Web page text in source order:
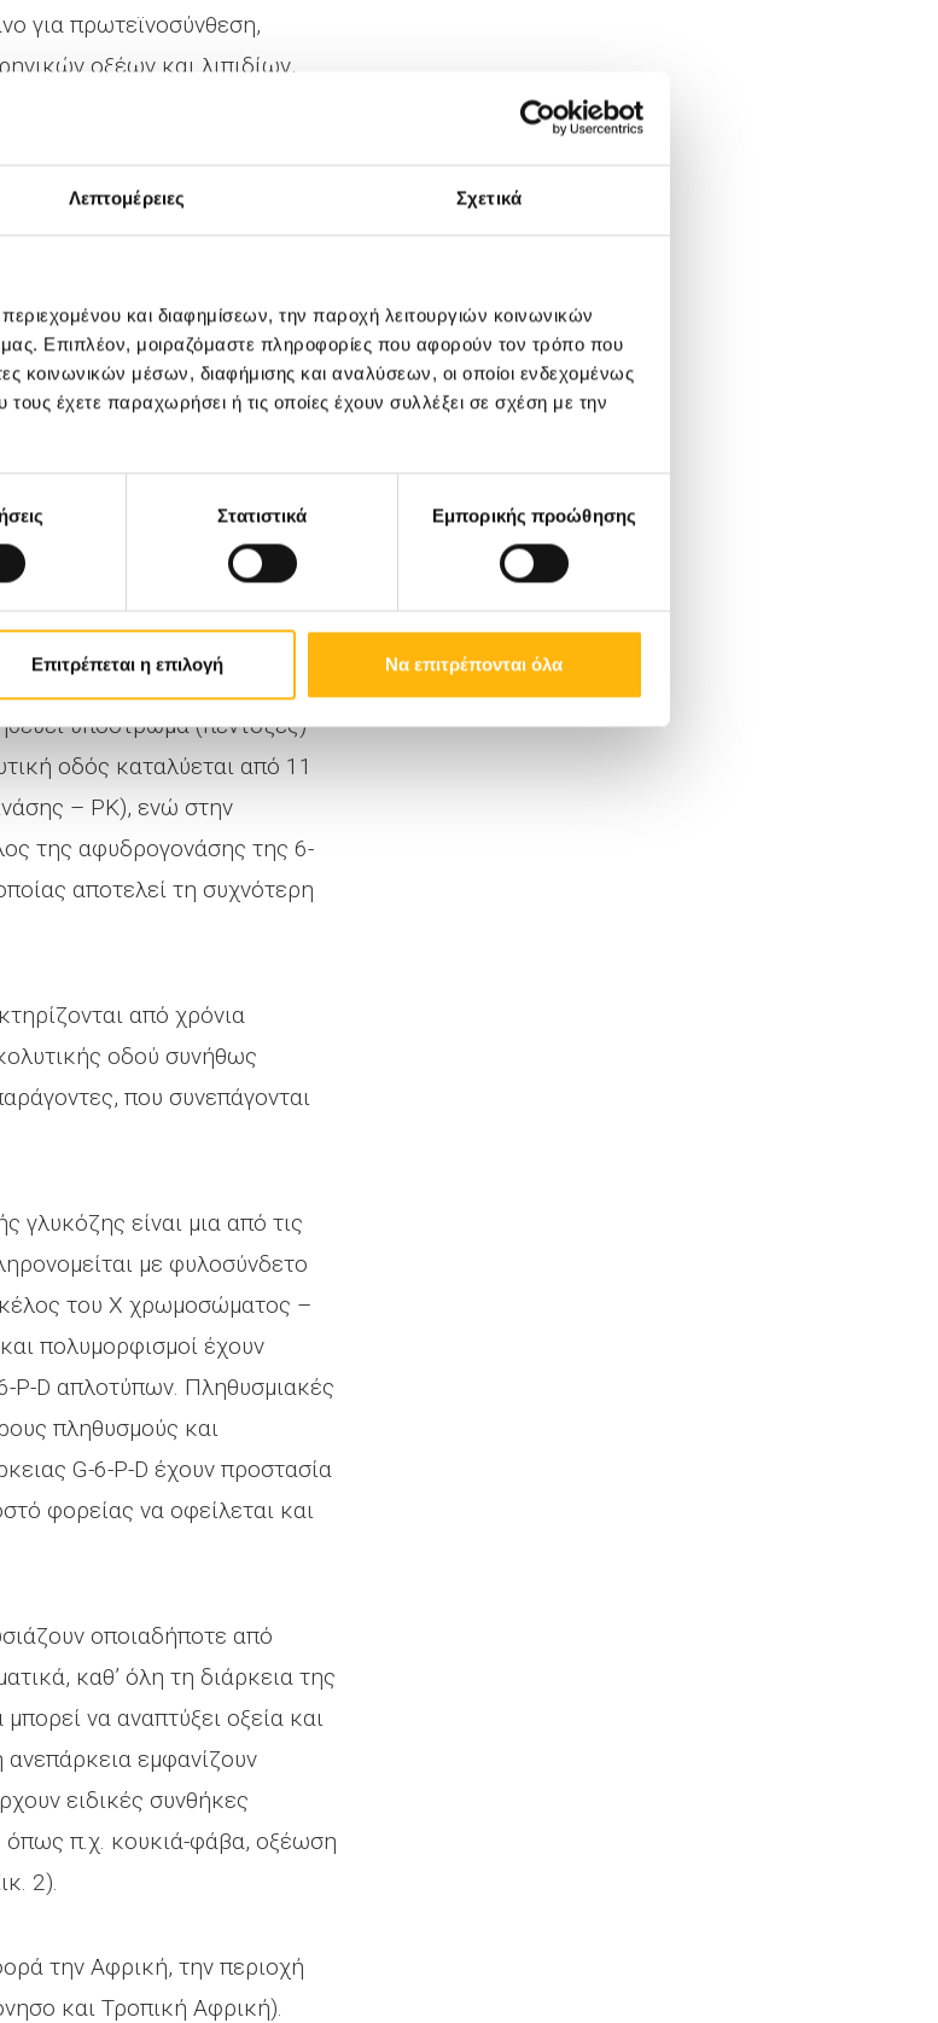
Λεπτομέρειες Σχετικά
και διαφημίσεων, την παροχή λειτουργιών κοινωνικών
Επιπλέον, μοιραζόμαστε πληροφορίες που αφορούν τον τρόπο που
κοινωνικών μέσων, διαφήμισης και αναλύσεων, οι οποίοι ενδεχομένως
έχετε παραχωρήσει ή τις οποίες έχουν συλλέξει σε σχέση με την
Στατιστικά Εμπορικής προώθησης
Επιτρέπεται η επιλογή Να επιτρέπονται όλα
για πρωτεϊνοσύνθεση,
οξέων και λιπιδίων,
την αποστολή του για
τις δομικές και
του και τη λειτουργία των
διατηρεί επιθυμητή
την αιμοσφαιρίνη από
Στις λειτουργίες αυτές
και κοινή για όλα τα
γλυκόζη και
χρησιμοποιήσιμης
περιβάλλον (NADPH) και
εμφανίζεται μια
οδός (ΗΜΡ), που
επιτυγχάνει να διατηρεί τη
υπόστρωμα (πεντόζες)
οδός καταλύεται από 11
– ΡΚ), ενώ στην
της αφυδρογονάσης της 6-
αποτελεί τη συχνότερη
από χρόνια
οδού συνήθως
που συνεπάγονται
είναι μια από τις
με φυλοσύνδετο
του Χ χρωμοσώματος –
πολυμορφισμοί έχουν
P-D απλοτύπων. Πληθυσμιακές
πληθυσμούς και
G-6-P-D έχουν προστασία
φορείας να οφείλεται και
οποιαδήποτε από
καθ’ όλη τη διάρκεια της
να αναπτύξει οξεία και
ανεπάρκεια εμφανίζουν
ειδικές συνθήκες
όπως π.χ. κουκιά-φάβα, οξέωση
2).
την Αφρική, την περιοχή
και Τροπική Αφρική).